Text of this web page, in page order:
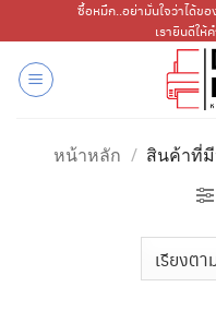
ไป
เนื้อหา
ซื้อหมึก..อย่ามั่นใจว่าได้ข
เรายินดีใ
หน้าหลัก / สินค้าที่มี